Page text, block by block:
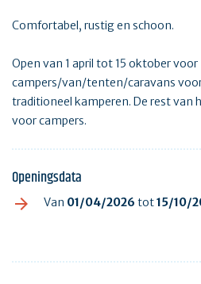
Comfortabel, rustig en schoon.
Open van 1 april tot 15 oktober voor
campers/van/tenten/caravans
traditioneel kamperen. De rest van
voor campers.
Openingsdata
Van 01/04/2026 tot15/10/